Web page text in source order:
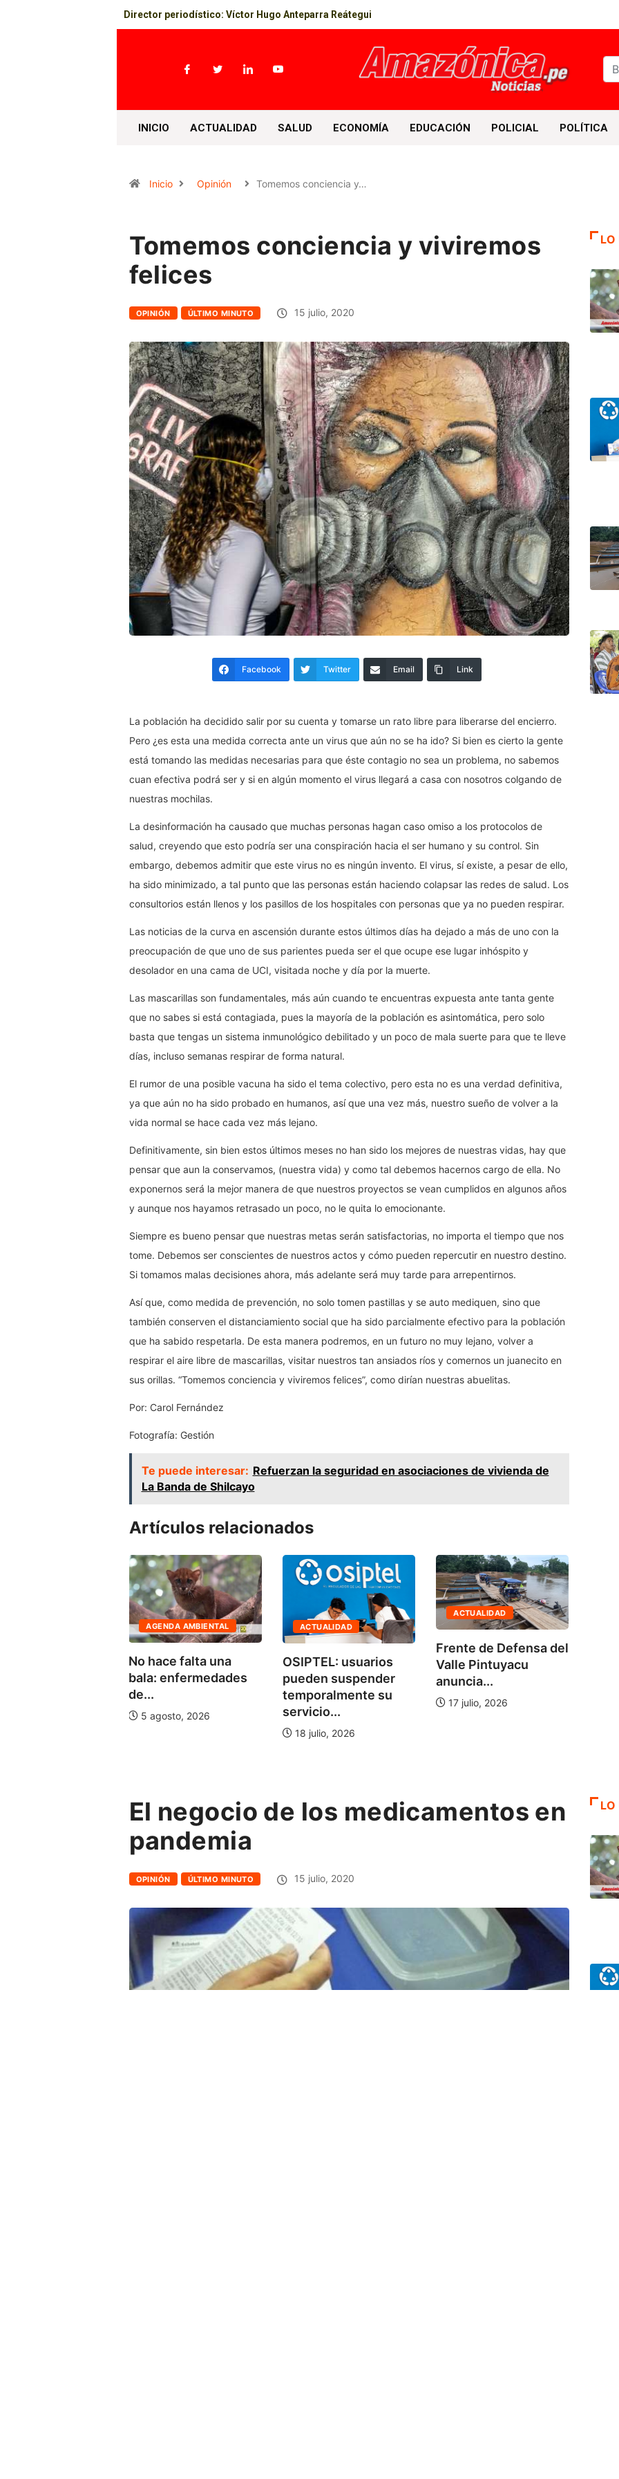
Director periodístico: Víctor Hugo Anteparra Reátegui
INICIO ACTUALIDAD SALUD ECONOMÍA EDUCACIÓN POLICIAL POLÍTICA
Inicio Opinión Tomemos conciencia y…
Tomemos conciencia y viviremos
felices
OPINIÓN ÚLTIMO MINUTO 15 julio, 2020
Facebook Twitter Email Link
La población ha decidido salir por su cuenta y tomarse un rato libre para liberarse del encierro.
Pero ¿es esta una medida correcta ante un virus que aún no se ha ido? Si bien es cierto la gente
está tomando las medidas necesarias para que éste contagio no sea un problema, no sabemos
cuan efectiva podrá ser y si en algún momento el virus llegará a casa con nosotros colgando de
nuestras mochilas.
La desinformación ha causado que muchas personas hagan caso omiso a los protocolos de
salud, creyendo que esto podría ser una conspiración hacia el ser humano y su control. Sin
embargo, debemos admitir que este virus no es ningún invento. El virus, sí existe, a pesar de ello,
ha sido minimizado, a tal punto que las personas están haciendo colapsar las redes de salud. Los
consultorios están llenos y los pasillos de los hospitales con personas que ya no pueden respirar.
Las noticias de la curva en ascensión durante estos últimos días ha dejado a más de uno con la
preocupación de que uno de sus parientes pueda ser el que ocupe ese lugar inhóspito y
desolador en una cama de UCI, visitada noche y día por la muerte.
Las mascarillas son fundamentales, más aún cuando te encuentras expuesta ante tanta gente
que no sabes si está contagiada, pues la mayoría de la población es asintomática, pero solo
basta que tengas un sistema inmunológico debilitado y un poco de mala suerte para que te lleve
días, incluso semanas respirar de forma natural.
El rumor de una posible vacuna ha sido el tema colectivo, pero esta no es una verdad definitiva,
ya que aún no ha sido probado en humanos, así que una vez más, nuestro sueño de volver a la
vida normal se hace cada vez más lejano.
Definitivamente, sin bien estos últimos meses no han sido los mejores de nuestras vidas, hay que
pensar que aun la conservamos, (nuestra vida) y como tal debemos hacernos cargo de ella. No
exponernos será la mejor manera de que nuestros proyectos se vean cumplidos en algunos años
y aunque nos hayamos retrasado un poco, no le quita lo emocionante.
Siempre es bueno pensar que nuestras metas serán satisfactorias, no importa el tiempo que nos
tome. Debemos ser conscientes de nuestros actos y cómo pueden repercutir en nuestro destino.
Si tomamos malas decisiones ahora, más adelante será muy tarde para arrepentirnos.
Así que, como medida de prevención, no solo tomen pastillas y se auto mediquen, sino que
también conserven el distanciamiento social que ha sido parcialmente efectivo para la población
que ha sabido respetarla. De esta manera podremos, en un futuro no muy lejano, volver a
respirar el aire libre de mascarillas, visitar nuestros tan ansiados ríos y comernos un juanecito en
sus orillas. “Tomemos conciencia y viviremos felices”, como dirían nuestras abuelitas.
Por: Carol Fernández
Fotografía: Gestión
Te puede interesar: Refuerzan la seguridad en asociaciones de vivienda de
La Banda de Shilcayo
Artículos relacionados
AGENDA AMBIENTAL
No hace falta una
bala: enfermedades
5 agosto, 2026
ACTUALIDAD
OSIPTEL: usuarios
pueden suspender
temporalmente su
servicio...
18 julio, 2026
ACTUALIDAD
Frente de Defensa del
Valle Pintuyacu
anuncia...
17 julio, 2026
AGENDA
El negocio de los medicamentos en
pandemia
OPINIÓN ÚLTIMO MINUTO 15 julio, 2020